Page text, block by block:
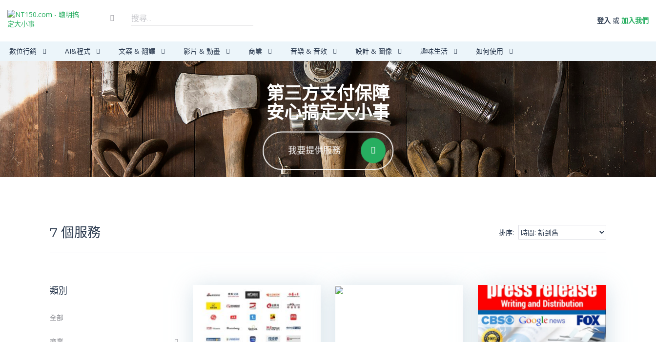
登入 或 加入我們
數位行銷 AI&程式 文案 & 翻譯 影片 & 動畫 商業 音樂 & 音效 設計 & 圖像 趣味生活 如何使用
第三方支付保障
安心搞定大小事
我要提供服務
7 個服務 排序:
類別
全部